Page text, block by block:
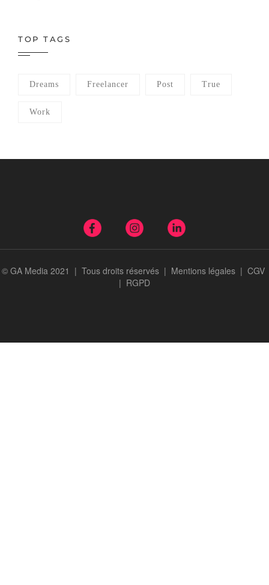
TOP TAGS
Dreams Freelancer Post True
Work
© GA Media 2021 | Tous droits réservés | Mentions légales | CGV
| RGPD